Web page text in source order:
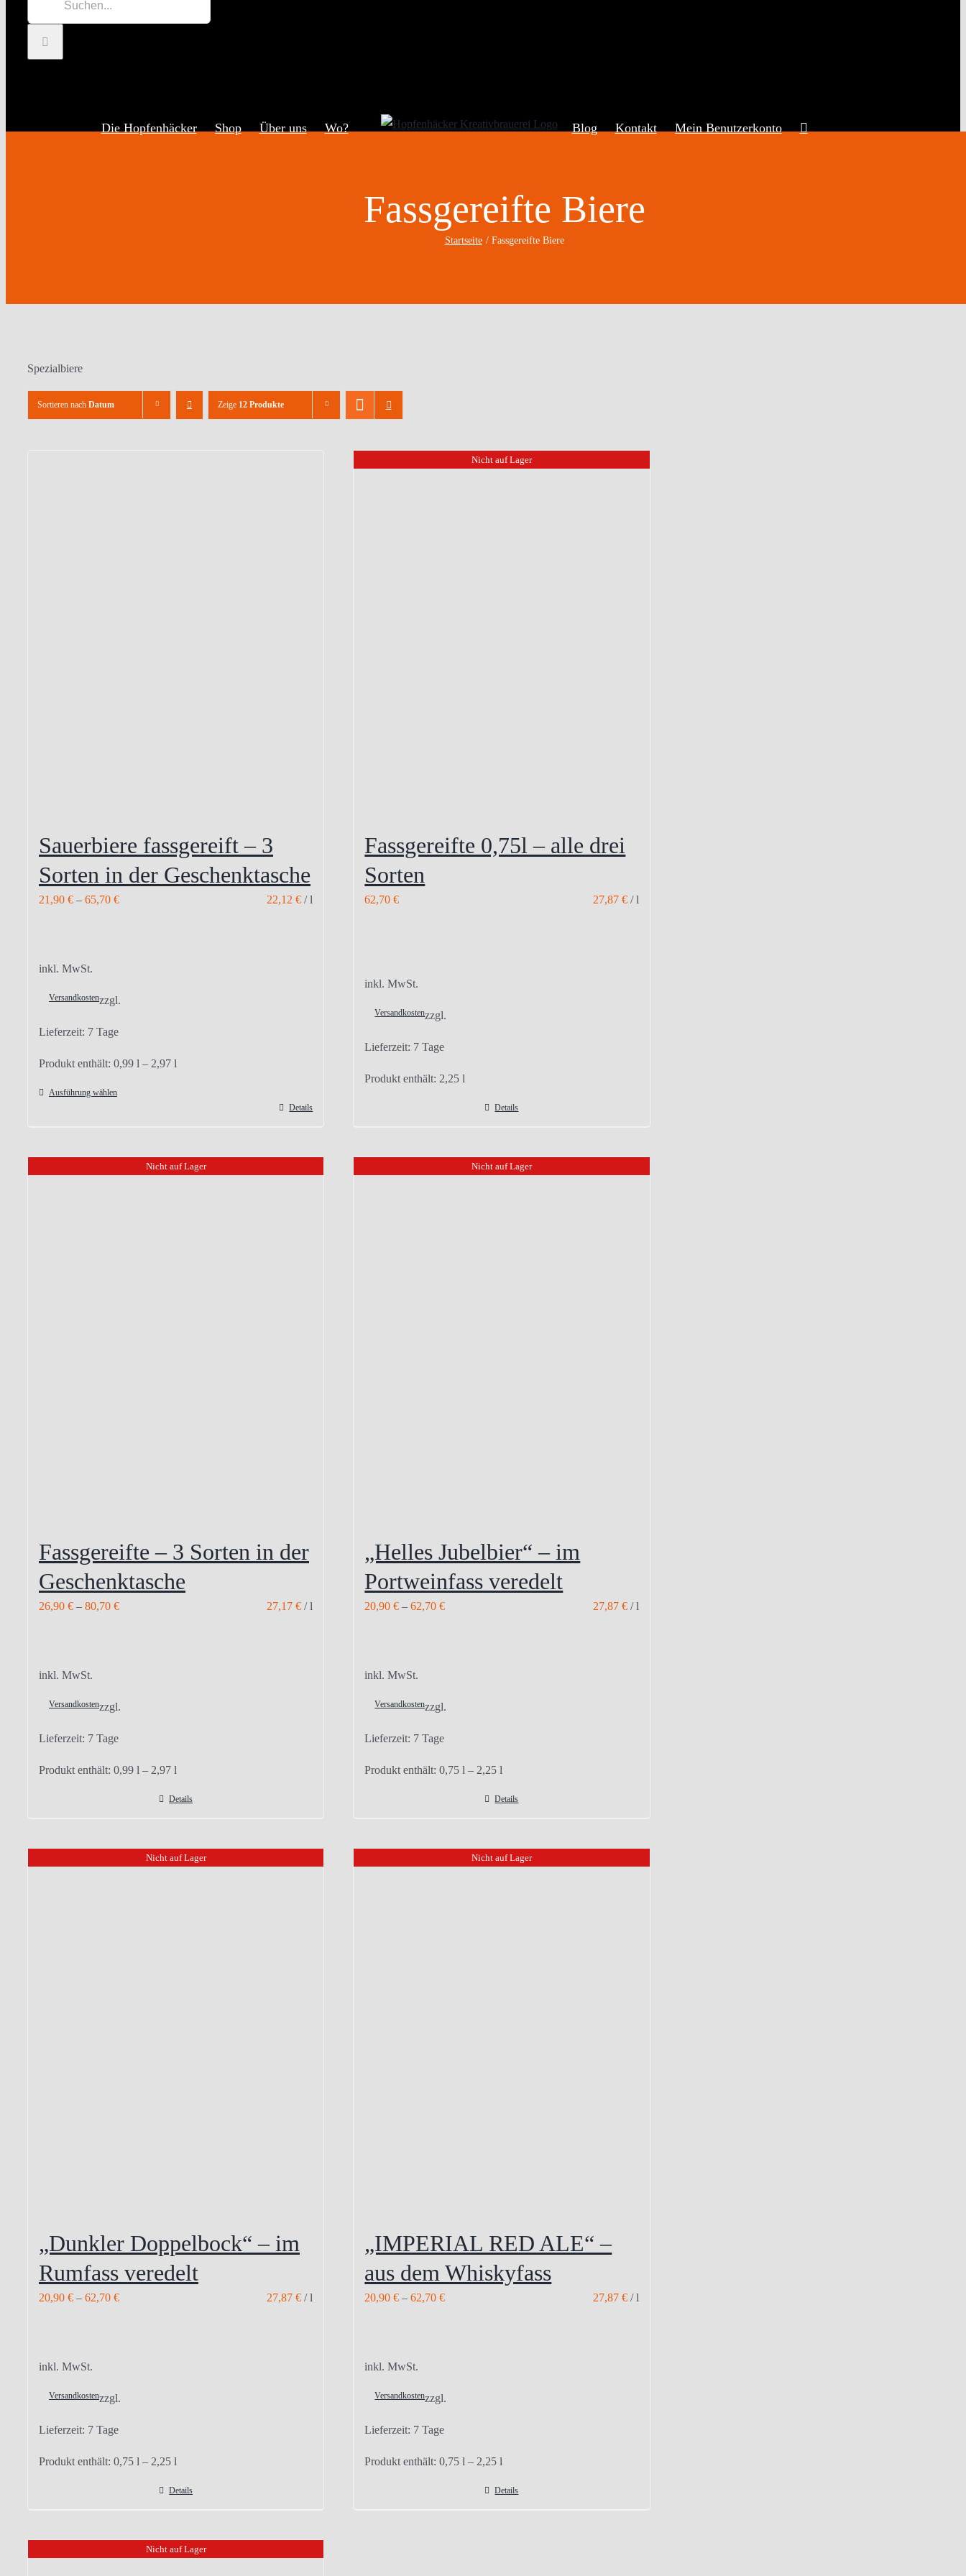
springen
Die Hopfenhäcker Shop Über uns Wo? Blog Kontakt Mein Benutzerkonto
Fassgereifte Biere
Startseite Fassgereifte Biere
Spezialbiere
Sortieren nach Datum Zeige 12 Produkte
Sauerbiere fassgereift – 3
Sorten in der Geschenktasche
21,90 € – 65,70 € 22,12€ /l
inkl. MwSt.
zzgl.
Versandkosten
Lieferzeit: 7 Tage
Produkt enthält: 0,99 l – 2,97 l
Ausführung wählen
Details
Nicht auf Lager
Fassgereifte 0,75l – alle drei
Sorten
62,70€ 27,87 €/l
inkl. MwSt.
zzgl.
Versandkosten
Lieferzeit: 7 Tage
Produkt enthält: 2,25l
Details
Nicht auf Lager
Fassgereifte – 3 Sorten in der
Geschenktasche
26,90 € – 80,70 € 27,17€ /l
inkl. MwSt.
zzgl.
Versandkosten
Lieferzeit: 7 Tage
Produkt enthält: 0,99 l – 2,97 l
Details
Nicht auf Lager
„Helles Jubelbier“ – im
Portweinfass veredelt
20,90€ –62,70€ 27,87 €/l
inkl. MwSt.
zzgl.
Versandkosten
Lieferzeit: 7 Tage
Produkt enthält: 0,75l – 2,25l
Details
Nicht auf Lager
„Dunkler Doppelbock“ – im
Rumfass veredelt
20,90 € – 62,70 € 27,87€ /l
inkl. MwSt.
zzgl.
Versandkosten
Lieferzeit: 7 Tage
Produkt enthält: 0,75 l – 2,25 l
Details
Nicht auf Lager
„IMPERIAL RED ALE“ –
aus dem Whiskyfass
20,90€ –62,70€ 27,87 €/l
inkl. MwSt.
zzgl.
Versandkosten
Lieferzeit: 7 Tage
Produkt enthält: 0,75l – 2,25l
Details
Nicht auf Lager